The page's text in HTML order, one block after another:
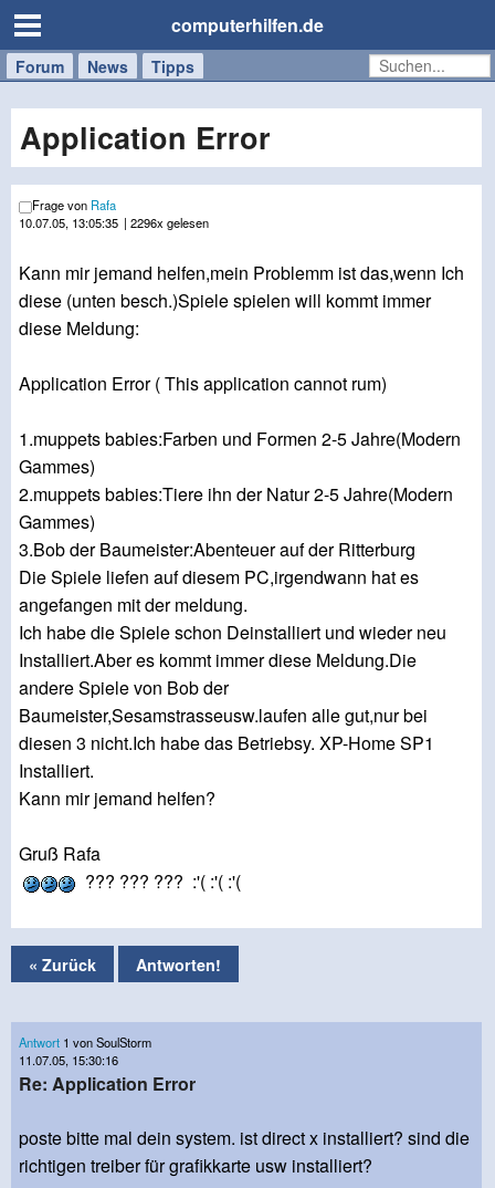
computerhilfen.de
Forum News Tipps
Handy
Tablet
Windows
Mac
Application Error
Frage von Rafa
10.07.05, 13:05:35 | 2296x gelesen
Kann mir jemand helfen,mein Problemm ist das,wenn Ich
diese (unten besch.)Spiele spielen will kommt immer
diese Meldung:
Application Error ( This application cannot rum)
1.muppets babies:Farben und Formen 2-5 Jahre(Modern
Gammes)
2.muppets babies:Tiere ihn der Natur 2-5 Jahre(Modern
Gammes)
3.Bob der Baumeister:Abenteuer auf der Ritterburg
Die Spiele liefen auf diesem PC,irgendwann hat es
angefangen mit der meldung.
Ich habe die Spiele schon Deinstalliert und wieder neu
Installiert.Aber es kommt immer diese Meldung.Die
andere Spiele von Bob der
Baumeister,Sesamstrasseusw.laufen alle gut,nur bei
diesen 3 nicht.Ich habe das Betriebsy. XP-Home SP1
Installiert.
Kann mir jemand helfen?
Gruß Rafa
??? ??? ??? :'( :'( :'(
« Zurück Antworten!
Antwort 1 von SoulStorm
11.07.05, 15:30:16
Re: Application Error
poste bitte mal dein system. ist direct x installiert? sind die
richtigen treiber für grafikkarte usw installiert?